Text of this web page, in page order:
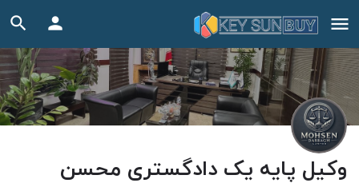
وکیل ‏پایه ‏یک ‏دادگستری ‏محسن